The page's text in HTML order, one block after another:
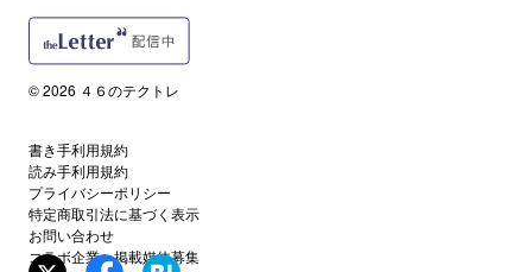
誰でも
の落とし穴
誰でも
#285 増え始めたマイクロVCのファンド・オ
ブ・ファンズ
2026.06.29
© 2026 ４６のテクトレ
書き手利用規約
読み手利用規約
プライバシーポリシー
特定商取引法に基づく表示
お問い合わせ
コラボ企業・掲載媒体募集